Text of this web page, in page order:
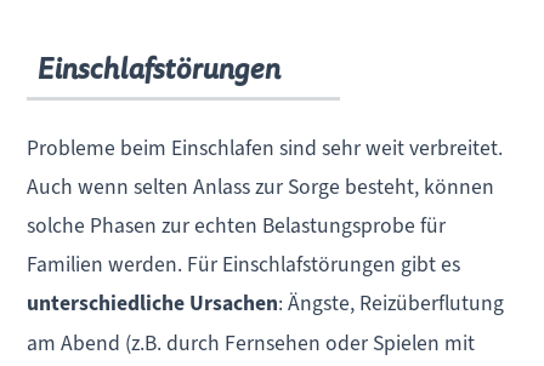
Einschlafstörungen
Probleme beim Einschlafen sind sehr weit verbreitet.
Auch wenn selten Anlass zur Sorge besteht, können
solche Phasen zur echten Belastungsprobe für
Familien werden. Für Einschlafstörungen gibt es
unterschiedliche Ursachen: Ängste, Reizüberflutung
am Abend (z.B. durch Fernsehen oder Spielen mit